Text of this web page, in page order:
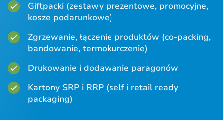
Giftpacki (zestawy prezentowe, promocyjne,
kosze podarunkowe)
Zgrzewanie, łączenie produktów (co-packing,
bandowanie, termokurczenie)
Drukowanie i dodawanie paragonów
Kartony SRP i RRP (self i retail ready
packaging)